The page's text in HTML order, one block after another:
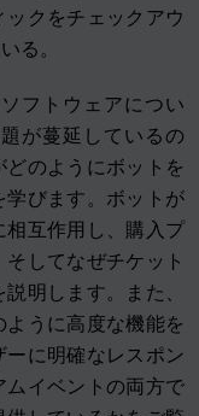
クをチェックアウ
る。
フトウェアについ
が蔓延しているの
のようにボットを
学びます。ボットが
相互作用し、購入プ
してなぜチケット
明します。また、
うに高度な機能を
に明確なレスポン
ムイベントの両方で